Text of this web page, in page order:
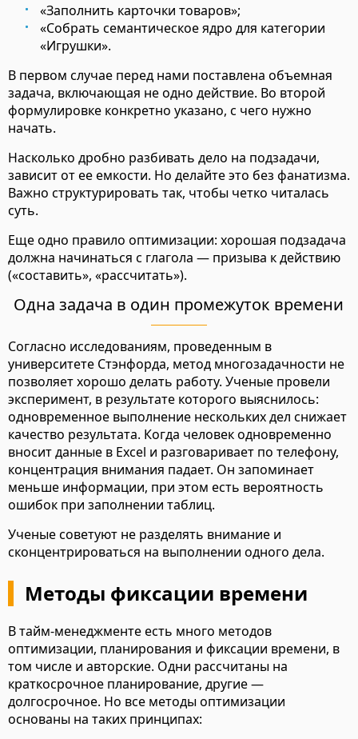
«Заполнить карточки товаров»;
«Собрать семантическое ядро для категории
«Игрушки».
В первом случае перед нами поставлена объемная
задача, включающая не одно действие. Во второй
формулировке конкретно указано, с чего нужно
начать.
Насколько дробно разбивать дело на подзадачи,
зависит от ее емкости. Но делайте это без фанатизма.
Важно структурировать так, чтобы четко читалась
суть.
Еще одно правило оптимизации: хорошая подзадача
должна начинаться с глагола — призыва к действию
(«составить», «рассчитать»).
Одна задача в один промежуток времени
Согласно исследованиям, проведенным в
университете Стэнфорда, метод многозадачности не
позволяет хорошо делать работу. Ученые провели
эксперимент, в результате которого выяснилось:
одновременное выполнение нескольких дел снижает
качество результата. Когда человек одновременно
вносит данные в Excel и разговаривает по телефону,
концентрация внимания падает. Он запоминает
меньше информации, при этом есть вероятность
ошибок при заполнении таблиц.
Ученые советуют не разделять внимание и
сконцентрироваться на выполнении одного дела.
Методы фиксации времени
В тайм-менеджменте есть много методов
оптимизации, планирования и фиксации времени, в
том числе и авторские. Одни рассчитаны на
краткосрочное планирование, другие —
долгосрочное. Но все методы оптимизации
основаны на таких принципах: